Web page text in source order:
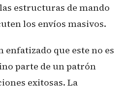
estructuras de mando
los envíos masivos.
enfatizado que este no es
parte de un patrón
exitosas. La